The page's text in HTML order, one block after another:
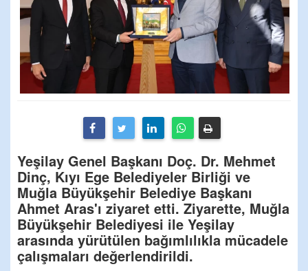
Yeşilay Genel Başkanı Doç. Dr. Mehmet
Dinç, Kıyı Ege Belediyeler Birliği ve
Muğla Büyükşehir Belediye Başkanı
Ahmet Aras'ı ziyaret etti. Ziyarette, Muğla
Büyükşehir Belediyesi ile Yeşilay
arasında yürütülen bağımlılıkla mücadele
çalışmaları değerlendirildi.